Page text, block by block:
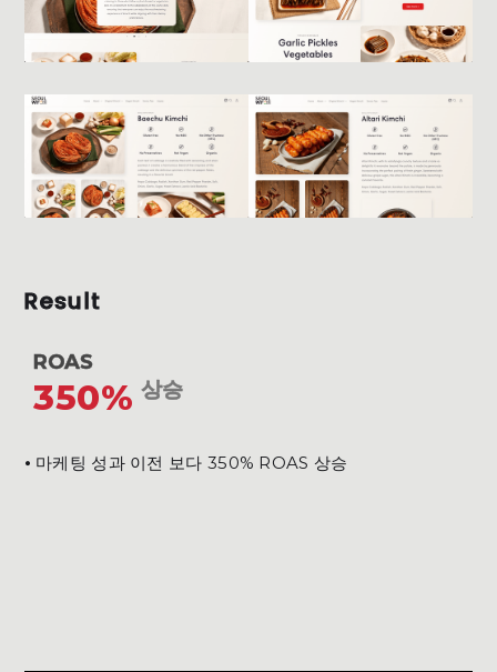
Result
ROAS
350% 상승
⦁ 마케팅 성과 이전 보다 350% ROAS 상승